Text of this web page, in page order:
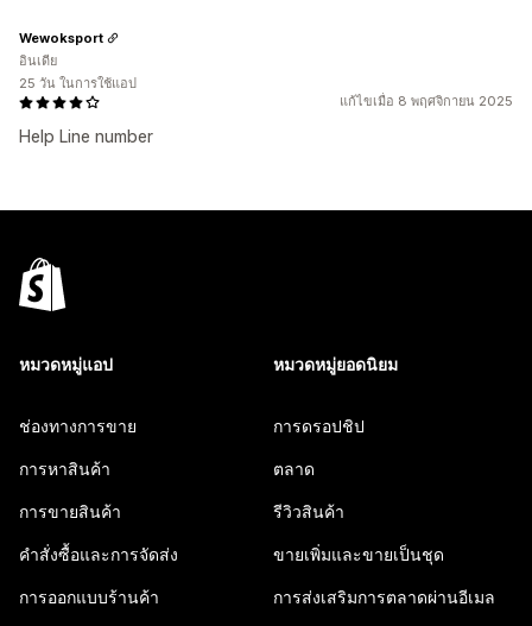
แก้ไขเมื่อ 8 พฤศจิกายน 2025
Help Line number
Wewoksport
อินเดีย
25 วัน ในการใช้แอป
หมวดหมู่แอป
ช่องทางการขาย
การหาสินค้า
การขายสินค้า
คำสั่งซื้อและการจัดส่ง
การออกแบบร้านค้า
หมวดหมู่ยอดนิยม
การดรอปชิป
ตลาด
รีวิวสินค้า
ขายเพิ่มและขายเป็นชุด
การส่งเสริมการตลาดผ่านอีเมล